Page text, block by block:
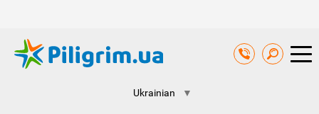
Ukrainian ▼